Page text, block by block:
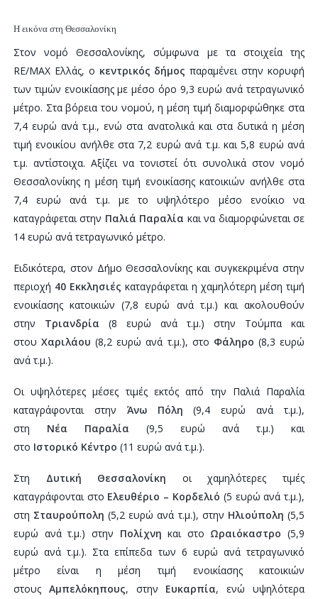
Η εικόνα στη Θεσσαλονίκη
Στον νομό Θεσσαλονίκης, σύμφωνα με τα στοιχεία της
RE/MAX Ελλάς, ο κεντρικός δήμος παραμένει στην κορυφή
των τιμών ενοικίασης με μέσο όρο 9,3 ευρώ ανά τετραγωνικό
μέτρο. Στα βόρεια του νομού, η μέση τιμή διαμορφώθηκε στα
7,4 ευρώ ανά τ.μ., ενώ στα ανατολικά και στα δυτικά η μέση
τιμή ενοικίου ανήλθε στα 7,2 ευρώ ανά τ.μ. και 5,8 ευρώ ανά
τ.μ. αντίστοιχα. Αξίζει να τονιστεί ότι συνολικά στον νομό
Θεσσαλονίκης η μέση τιμή ενοικίασης κατοικιών ανήλθε στα
7,4 ευρώ ανά τ.μ. με το υψηλότερο μέσο ενοίκιο να
καταγράφεται στην Παλιά Παραλία και να διαμορφώνεται σε
14 ευρώ ανά τετραγωνικό μέτρο.
Ειδικότερα, στον Δήμο Θεσσαλονίκης και συγκεκριμένα στην
περιοχή 40 Εκκλησιές καταγράφεται η χαμηλότερη μέση τιμή
ενοικίασης κατοικιών (7,8 ευρώ ανά τ.μ.) και ακολουθούν
στην Τριανδρία (8 ευρώ ανά τ.μ.) στην Τούμπα και
στουΧαριλάου (8,2 ευρώ ανά τ.μ.), στο Φάληρο (8,3 ευρώ
ανά τ.μ.).
Οι υψηλότερες μέσες τιμές εκτός από την Παλιά Παραλία
καταγράφονται στην Άνω Πόλη (9,4 ευρώ ανά τ.μ.),
στη Νέα Παραλία (9,5 ευρώ ανά τ.μ.) και
στο Ιστορικό Κέντρο (11 ευρώ ανά τ.μ.).
Στη Δυτική Θεσσαλονίκη οι χαμηλότερες τιμές
καταγράφονται στο Ελευθέριο – Κορδελιό (5 ευρώ ανά τ.μ.),
στη Σταυρούπολη (5,2 ευρώ ανά τ.μ.), στην Ηλιούπολη (5,5
ευρώ ανά τ.μ.) στην Πολίχνη και στο Ωραιόκαστρο (5,9
ευρώ ανά τ.μ.). Στα επίπεδα των 6 ευρώ ανά τετραγωνικό
μέτρο είναι η μέση τιμή ενοικίασης κατοικιών
στους Αμπελόκηπους, στην Ευκαρπία, ενώ υψηλότερα